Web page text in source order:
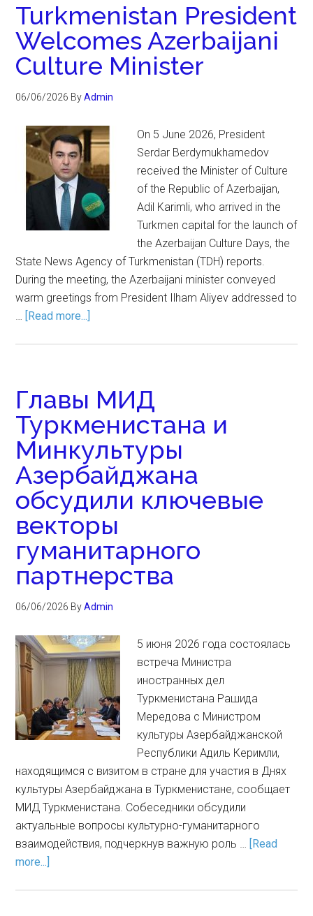
Turkmenistan President
Welcomes Azerbaijani
Culture Minister
06/06/2026 ByAdmin
On 5 June 2026, President
Serdar Berdymukhamedov
received the Minister of Culture
of the Republic of Azerbaijan,
Adil Karimli, who arrived in the
Turkmen capital for the launch of
the Azerbaijan Culture Days, the
State News Agency of Turkmenistan (TDH) reports.
During the meeting, the Azerbaijani minister conveyed
warm greetings from President Ilham Aliyev addressed to
… [Read more...]
Главы МИД
Туркменистана и
Минкультуры
Азербайджана
обсудили ключевые
векторы
гуманитарного
партнерства
06/06/2026 ByAdmin
5 июня 2026 года состоялась
встреча Министра
иностранных дел
Туркменистана Рашида
Мередова с Министром
культуры Азербайджанской
Республики Адиль Керимли,
находящимся с визитом в стране для участия в Днях
культуры Азербайджана в Туркменистане, сообщает
МИД Туркменистана. Собеседники обсудили
актуальные вопросы культурно-гуманитарного
взаимодействия, подчеркнув важную роль … [Read
more...]